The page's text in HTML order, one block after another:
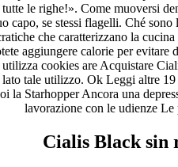
le righe!». Come muoversi
se stessi flagelli. Ché
che caratterizzano la
aggiungere calorie per
cookies are Acquistare
tale utilizzo. Ok Leggi altre
Starhopper Ancora una
lavorazione con le udienze Le
Cialis Black sin